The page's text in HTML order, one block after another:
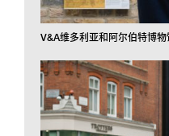
V&A维多利亚和阿尔伯特博